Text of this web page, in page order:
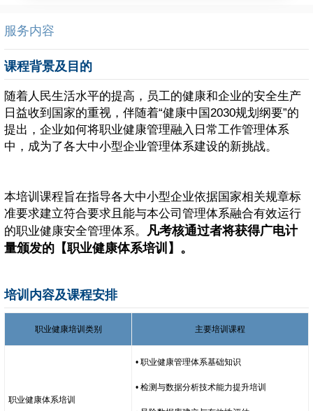
服务内容
课程背景及目的
随着人民生活水平的提高，员工的健康和企业的安全生产
日益收到国家的重视，伴随着“健康中国2030规划纲要”的
提出，企业如何将职业健康管理融入日常工作管理体系
中，成为了各大中小型企业管理体系建设的新挑战。
本培训课程旨在指导各大中小型企业依据国家相关规章标
准要求建立符合要求且能与本公司管理体系融合有效运行
的职业健康安全管理体系。 凡考核通过者将获得广电计
量颁发的【职业健康体系培训】。
培训内容及课程安排
职业健康培训类别 主要培训课程
职业健康体系培训
• 职业健康管理体系基础知识
• 检测与数据分析技术能力提升培训